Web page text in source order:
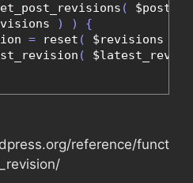
(
) )
{
= reset ( $revisions
(
reference/funct